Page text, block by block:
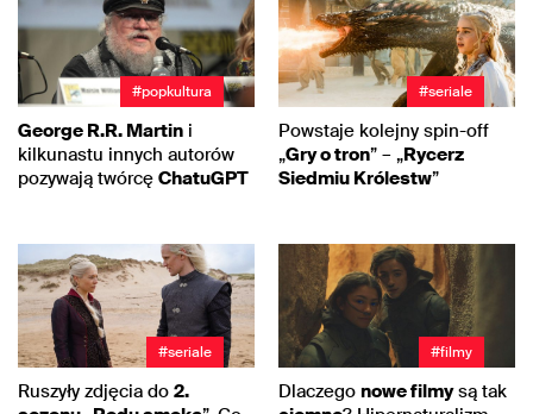
#popkultura
George R.R. Martin i
kilkunastu innych autorów
pozywają twórcę ChatuGPT
#seriale
Powstaje kolejny spin-off
„Gry o tron” – „Rycerz
Siedmiu Królestw”
#seriale
Ruszyły zdjęcia do 2.
#filmy
Dlaczego nowe filmysą tak